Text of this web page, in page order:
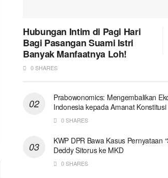
Hubungan Intim di Pagi Hari
Bagi Pasangan Suami Istri
Banyak Manfaatnya Loh!
0 SHARES
Prabowonomics: Mengembalikan
Indonesia kepada Amanat Konstitusi
0 SHARES
KWP DPR Bawa Kasus Pernyataan
Deddy Sitorus ke MKD
0 SHARES